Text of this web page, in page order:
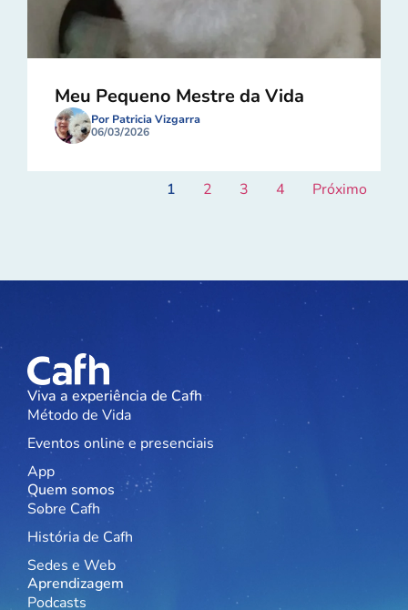
Meu Pequeno Mestre da Vida
Por Patricia Vizgarra
06/03/2026
1 2 3 4 Próximo
Viva a experiência de Cafh
Método de Vida
Eventos online e presenciais
App
Quem somos
Sobre Cafh
História de Cafh
Sedes e Web
Aprendizagem
Podcasts